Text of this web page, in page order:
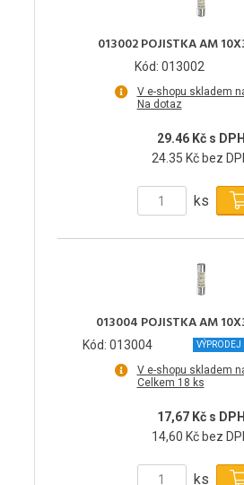
013002 POJISTKA AM
Kód: 013002
V e-shopu skladem
Na dotaz
29.46 Kč s DPH
24.35 Kč bez
ks
013004 POJISTKA AM
Kód: 013004 VÝPRODEJ
V e-shopu skladem
Celkem 18 ks
17,67 Kč s DPH
14,60 Kč bez
ks